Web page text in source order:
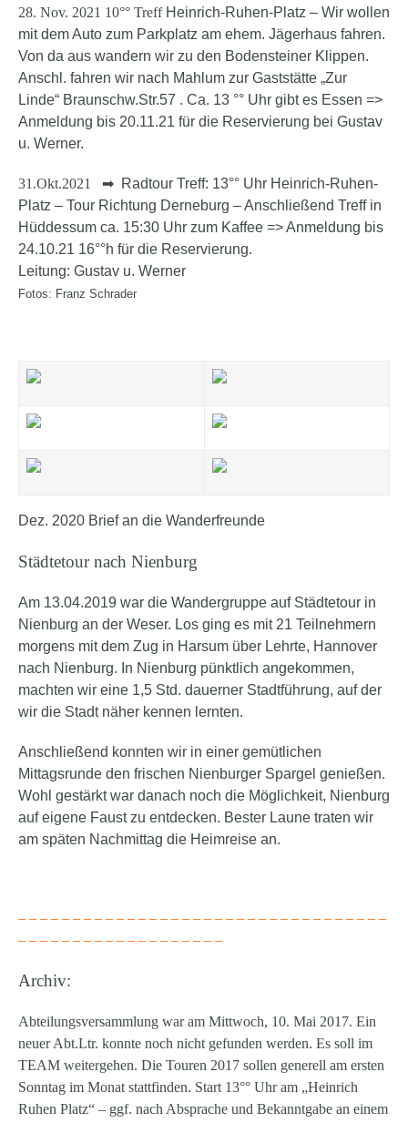
28. Nov. 2021 10°° TreffHeinrich-Ruhen-Platz – Wir wollen
mit dem Auto zum Parkplatz am ehem. Jägerhaus fahren.
Von da aus wandern wir zu den Bodensteiner Klippen.
Anschl. fahren wir nach Mahlum zur Gaststätte „Zur
Linde“ Braunschw.Str.57 . Ca. 13 °° Uhr gibt es Essen =>
Anmeldung bis 20.11.21 für die Reservierung bei Gustav
u. Werner.
31.Okt.2021
➡ Radtour Treff: 13°° Uhr Heinrich-Ruhen-
Platz – Tour Richtung Derneburg – Anschließend Treff in
Hüddessum ca. 15:30 Uhr zum Kaffee => Anmeldung bis
24.10.21 16°°h für die Reservierung.
Leitung: Gustav u. Werner
Fotos: Franz Schrader
Dez. 2020 Brief an die Wanderfreunde
Städtetour nach Nienburg
Am 13.04.2019 war die Wandergruppe auf Städtetour in
Nienburg an der Weser. Los ging es mit 21 Teilnehmern
morgens mit dem Zug in Harsum über Lehrte, Hannover
nach Nienburg. In Nienburg pünktlich angekommen,
machten wir eine 1,5 Std. dauerner Stadtführung, auf der
wir die Stadt näher kennen lernten.
Anschließend konnten wir in einer gemütlichen
Mittagsrunde den frischen Nienburger Spargel genießen.
Wohl gestärkt war danach noch die Möglichkeit, Nienburg
auf eigene Faust zu entdecken. Bester Laune traten wir
am späten Nachmittag die Heimreise an.
– – – – – – – – – – – – – – – – – – – – – – – – – – – – – – – – – –
– – – – – – – – – – – – – – – – – – –
Archiv:
Abteilungsversammlung war am Mittwoch, 10. Mai 2017. Ein
neuer Abt.Ltr. konnte noch nicht gefunden werden. Es soll im
TEAM weitergehen. Die Touren 2017 sollen generell am ersten
Sonntag im Monat stattfinden. Start 13°° Uhr am „Heinrich
Ruhen Platz“ – ggf. nach Absprache und Bekanntgabe an einem